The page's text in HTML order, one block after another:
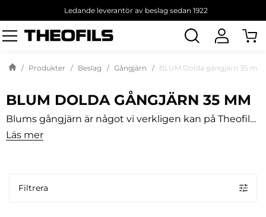
Ledande leverantör av beslag sedan 1922
Sök
produkt
Produkter Beslag Gångjärn BLUM Dolda gångjärn 35 mm
BLUM DOLDA GÅNGJÄRN 35 MM
Blums gångjärn är något vi verkligen kan på Theofils.
Här hittar du merparten av sortimentet och de allra
vanligaste gångjärnen på marknaden. Vi har givetvis
finns även tillbehör som expandomuff, täckpropp
Läs mer
Filtrera